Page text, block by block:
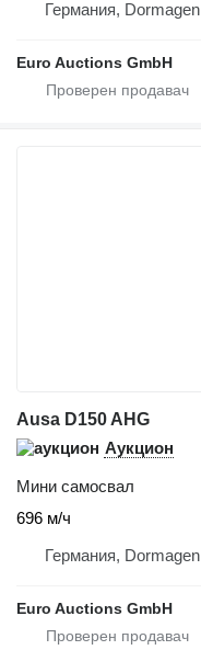
Германия, Dormagen
Euro Auctions GmbH
Ausa D150 AHG
Аукцион
Мини самосвал
696 м/ч
Германия, Dormagen
Euro Auctions GmbH